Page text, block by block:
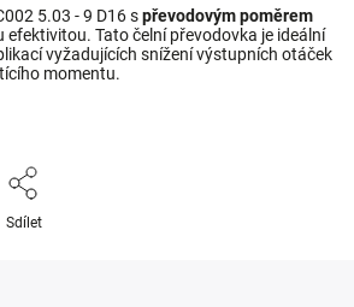
5.03 - 9 D16 spřevodovým poměrem
efektivitou. Tato čelní převodovka je ideální
vyžadujících snížení výstupních otáček
momentu.
Sdílet